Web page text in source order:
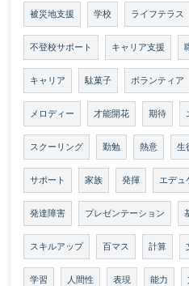
被災地支援 学校 ライフテラス
不登校サポート キャリア支援
キャリア 駄菓子 ボランティア
メロディー 才能開花 期待
スクーリング 勤勉 熱意 生
サポート 家族 発揮 エデュ
発達障害 プレゼンテーション
スキルアップ 百マス 計算
学習 人間性 表現 能力